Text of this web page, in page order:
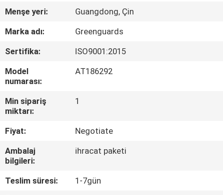
INVALID_FETCH
ERROR
FABRIKA
TURU
KALITE
KONTROL
Menşe yeri:
Guangdong, Çin
Marka adı:
Greenguards
Sertifika:
ISO9001:2015
Model
numarası:
AT186292
Min sipariş
miktarı:
1
Fiyat:
Negotiate
Ambalaj
bilgileri:
ihracat paketi
Teslim süresi:
1-7gün